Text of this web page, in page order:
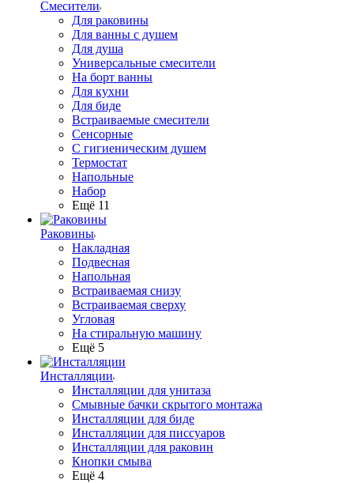
Смесители
Для раковины
Для ванны с душем
Для душа
Универсальные смесители
На борт ванны
Для кухни
Для биде
Встраиваемые смесители
Сенсорные
С гигиеническим душем
Термостат
Напольные
Набор
Ещё 11
Раковины
Накладная
Подвесная
Напольная
Встраиваемая снизу
Встраиваемая сверху
Угловая
На стиральную машину
Ещё 5
Инсталляции
Инсталляции для унитаза
Смывные бачки скрытого монтажа
Инсталляции для биде
Инсталляции для писсуаров
Инсталляции для раковин
Кнопки смыва
Ещё 4